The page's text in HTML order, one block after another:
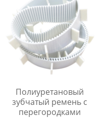
Полиуретановый
зубчатый ремень с
перегородками